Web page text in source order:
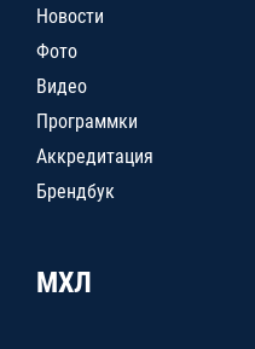
Новости
Фото
Видео
Программки
Аккредитация
Брендбук
МХЛ